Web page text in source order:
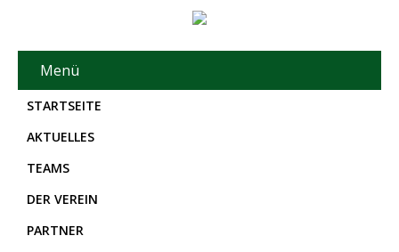
Menü
STARTSEITE
AKTUELLES
TEAMS
DER VEREIN
PARTNER